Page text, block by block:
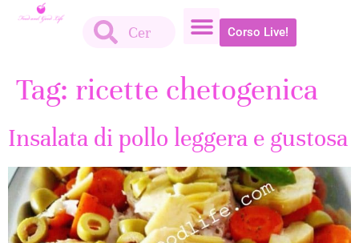
Corso Live!
Tag: ricette chetogenica
Insalata di pollo leggera e gustosa